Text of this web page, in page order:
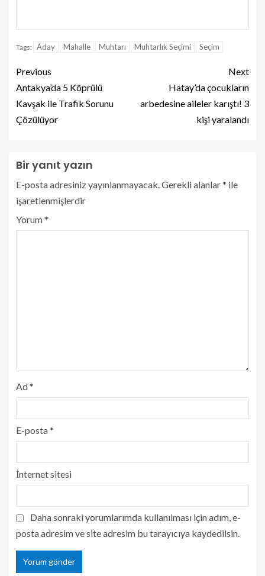
Tags: Aday Mahalle Muhtarı Muhtarlık Seçimi Seçim
Previous
Antakya’da 5 Köprülü
Kavşak ile Trafik Sorunu
Çözülüyor
Next
Hatay’da çocukların
arbedesine aileler karıştı! 3
kişi yaralandı
Bir yanıt yazın
E-posta adresiniz yayınlanmayacak. Gerekli alanlar* ile
işaretlenmişlerdir
Yorum*
Ad*
E-posta*
İnternet sitesi
Daha sonraki yorumlarımda kullanılması için adım, e-
posta adresim ve site adresim bu tarayıcıya kaydedilsin.